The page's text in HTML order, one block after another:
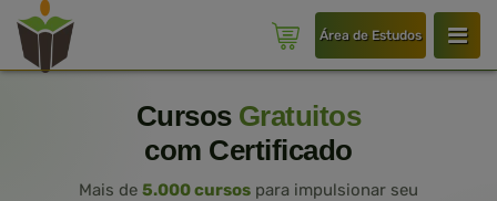
Área de Estudos
Cursos Gratuitos
com Certificado
Mais de 5.000 cursos para impulsionar seu